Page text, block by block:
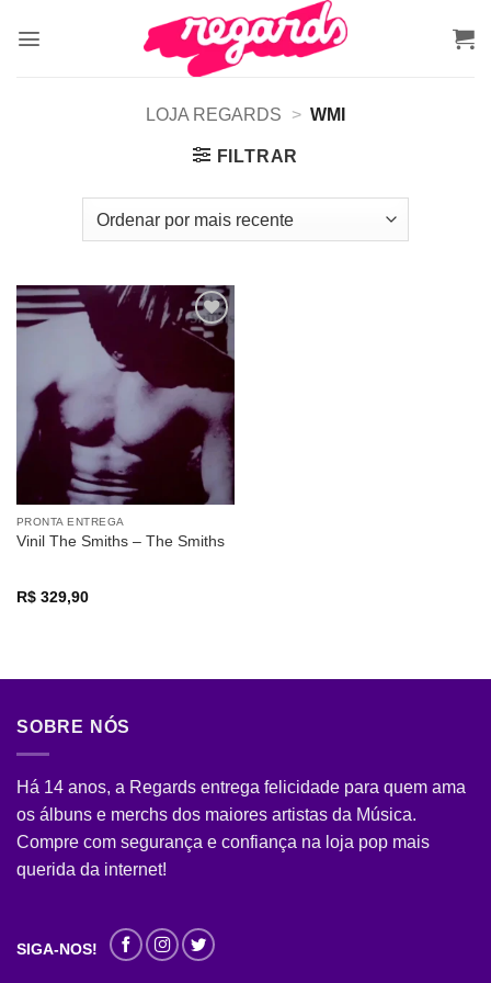
LOJA REGARDS > WMI
FILTRAR
Adicionar
a lista de
PRONTA ENTREGA
Vinil The Smiths – The Smiths
R$329,90
SOBRE NÓS
Há 14 anos, a Regards entrega felicidade para quem ama
os álbuns e merchs dos maiores artistas da Música.
Compre com segurança e confiança na loja pop mais
querida da internet!
SIGA-NOS!